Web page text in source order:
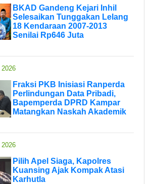
BKAD Gandeng Kejari Inhil
Selesaikan Tunggakan Lelang
18 Kendaraan 2007-2013
Senilai Rp646 Juta
Fraksi PKB Inisiasi Ranperda
Perlindungan Data Pribadi,
Bapemperda DPRD Kampar
Matangkan Naskah Akademik
Pilih Apel Siaga, Kapolres
Kuansing Ajak Kompak Atasi
Karhutla